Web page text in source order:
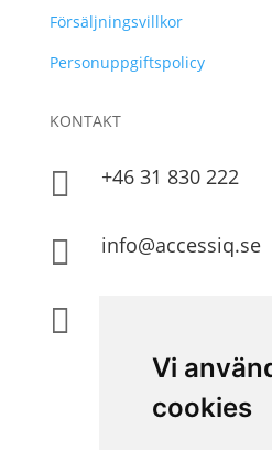
Vi
cookies
Försäljningsvillkor
Personuppgiftspolicy
KONTAKT
 +46 31 830 222
 info@accessiq.se
